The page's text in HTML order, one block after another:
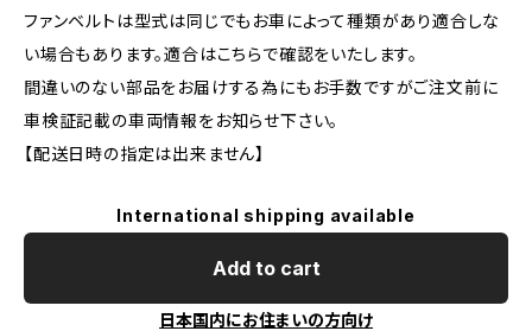
ファンベルトは型式は同じでもお車によって種類があり適合しな
い場合もあります。適合はこちらで確認をいたします。
間違いのない部品をお届けする為にもお手数ですがご注文前に
車検証記載の車両情報をお知らせ下さい。
【配送日時の指定は出来ません】
International shipping available
Add to cart
日本国内にお住まいの方向け